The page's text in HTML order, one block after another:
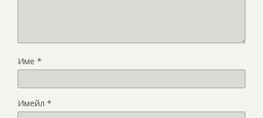
Име *
Имейл *